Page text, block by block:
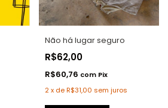
Não há lugar seguro
R$62,00
R$60,76 com Pix
2 x deR$31,00 sem juros